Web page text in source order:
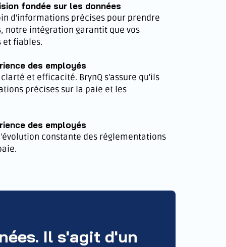
fondée sur les données
d'informations précises pour prendre
notre intégration garantit que vos
et fiables.
des employés
et efficacité. BrynQ s'assure qu'ils
précises sur la paie et les
des employés
constante des réglementations
Il s'agit d'un